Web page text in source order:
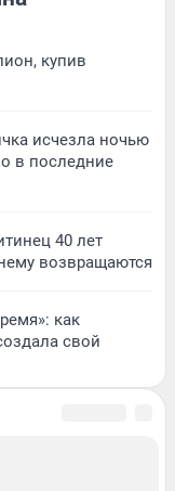
купив
исчезла ночью
в последние
40 лет
возвращаются
как
свой